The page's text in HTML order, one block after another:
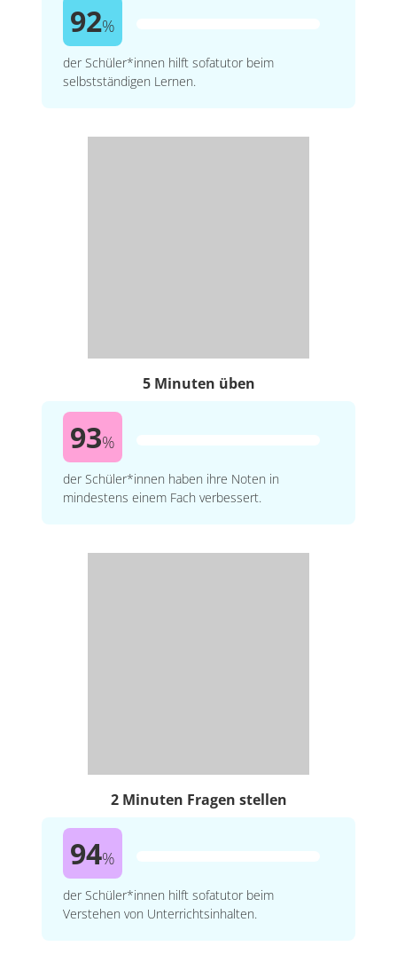
92%
der Schüler*innen hilft sofatutor beim
selbstständigen Lernen.
5 Minuten üben
93%
der Schüler*innen haben ihre Noten in
mindestens einem Fach verbessert.
2 Minuten Fragen stellen
94%
der Schüler*innen hilft sofatutor beim
Verstehen von Unterrichtsinhalten.